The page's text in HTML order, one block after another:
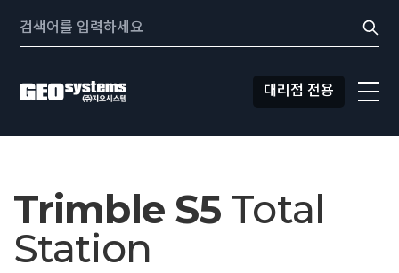
바로가기
Search:
대리점 전용
Trimble S5 Total
Station